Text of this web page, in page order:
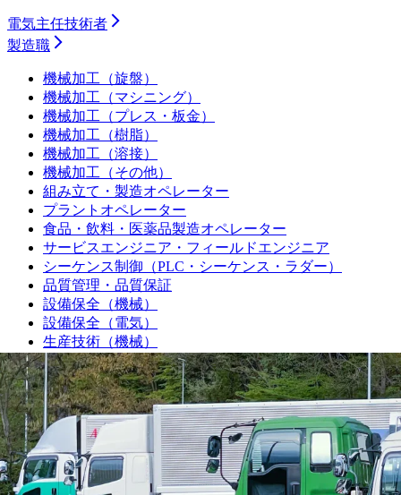
電気主任技術者
製造職
機械加工（旋盤）
機械加工（マシニング）
機械加工（プレス・板金）
機械加工（樹脂）
機械加工（溶接）
機械加工（その他）
組み立て・製造オペレーター
プラントオペレーター
食品・飲料・医薬品製造オペレーター
サービスエンジニア・フィールドエンジニア
シーケンス制御（PLC・シーケンス・ラダー）
品質管理・品質保証
設備保全（機械）
設備保全（電気）
生産技術（機械）
生産技術（電気）
生産管理・購買・工場長
回路設計
機械設計
光学設計
金型設計
CAE解析
ソフトウェア開発・組み込み